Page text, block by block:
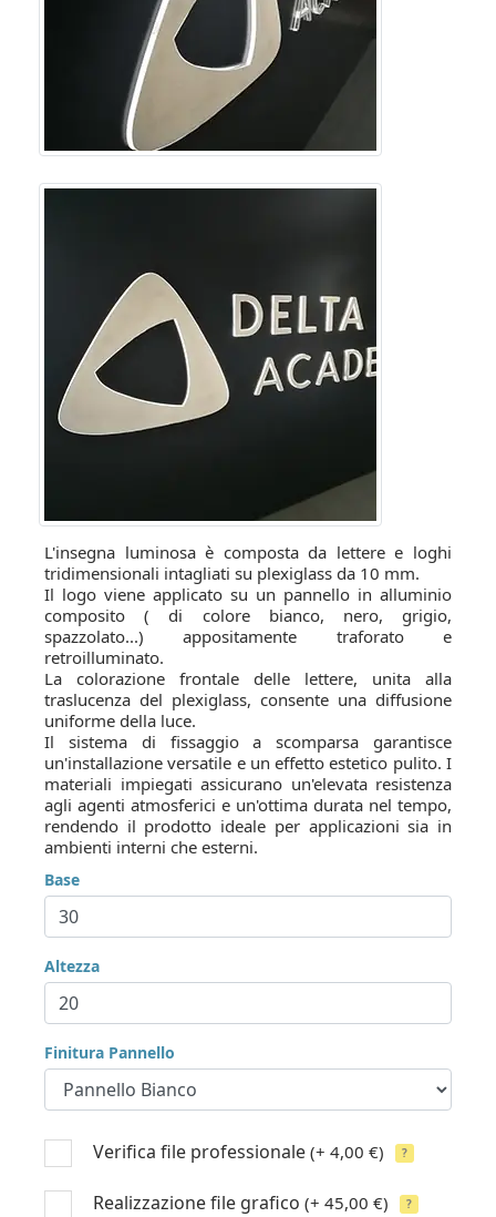
L'insegna luminosa è composta da lettere e loghi
tridimensionali intagliati su plexiglass da 10 mm.
Il logo viene applicato su un pannello in alluminio
composito ( di colore bianco, nero, grigio,
spazzolato...) appositamente traforato e
retroilluminato.
La colorazione frontale delle lettere, unita alla
traslucenza del plexiglass, consente una diffusione
uniforme della luce.
Il sistema di fissaggio a scomparsa garantisce
un'installazione versatile e un effetto estetico pulito. I
materiali impiegati assicurano un'elevata resistenza
agli agenti atmosferici e un'ottima durata nel tempo,
rendendo il prodotto ideale per applicazioni sia in
ambienti interni che esterni.
Base
Altezza
Finitura Pannello
Verifica file professionale (+ 4,00 €) ?
Realizzazione file grafico (+ 45,00 €) ?